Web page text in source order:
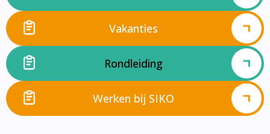
Vakanties
Rondleiding
Werken bij SIKO